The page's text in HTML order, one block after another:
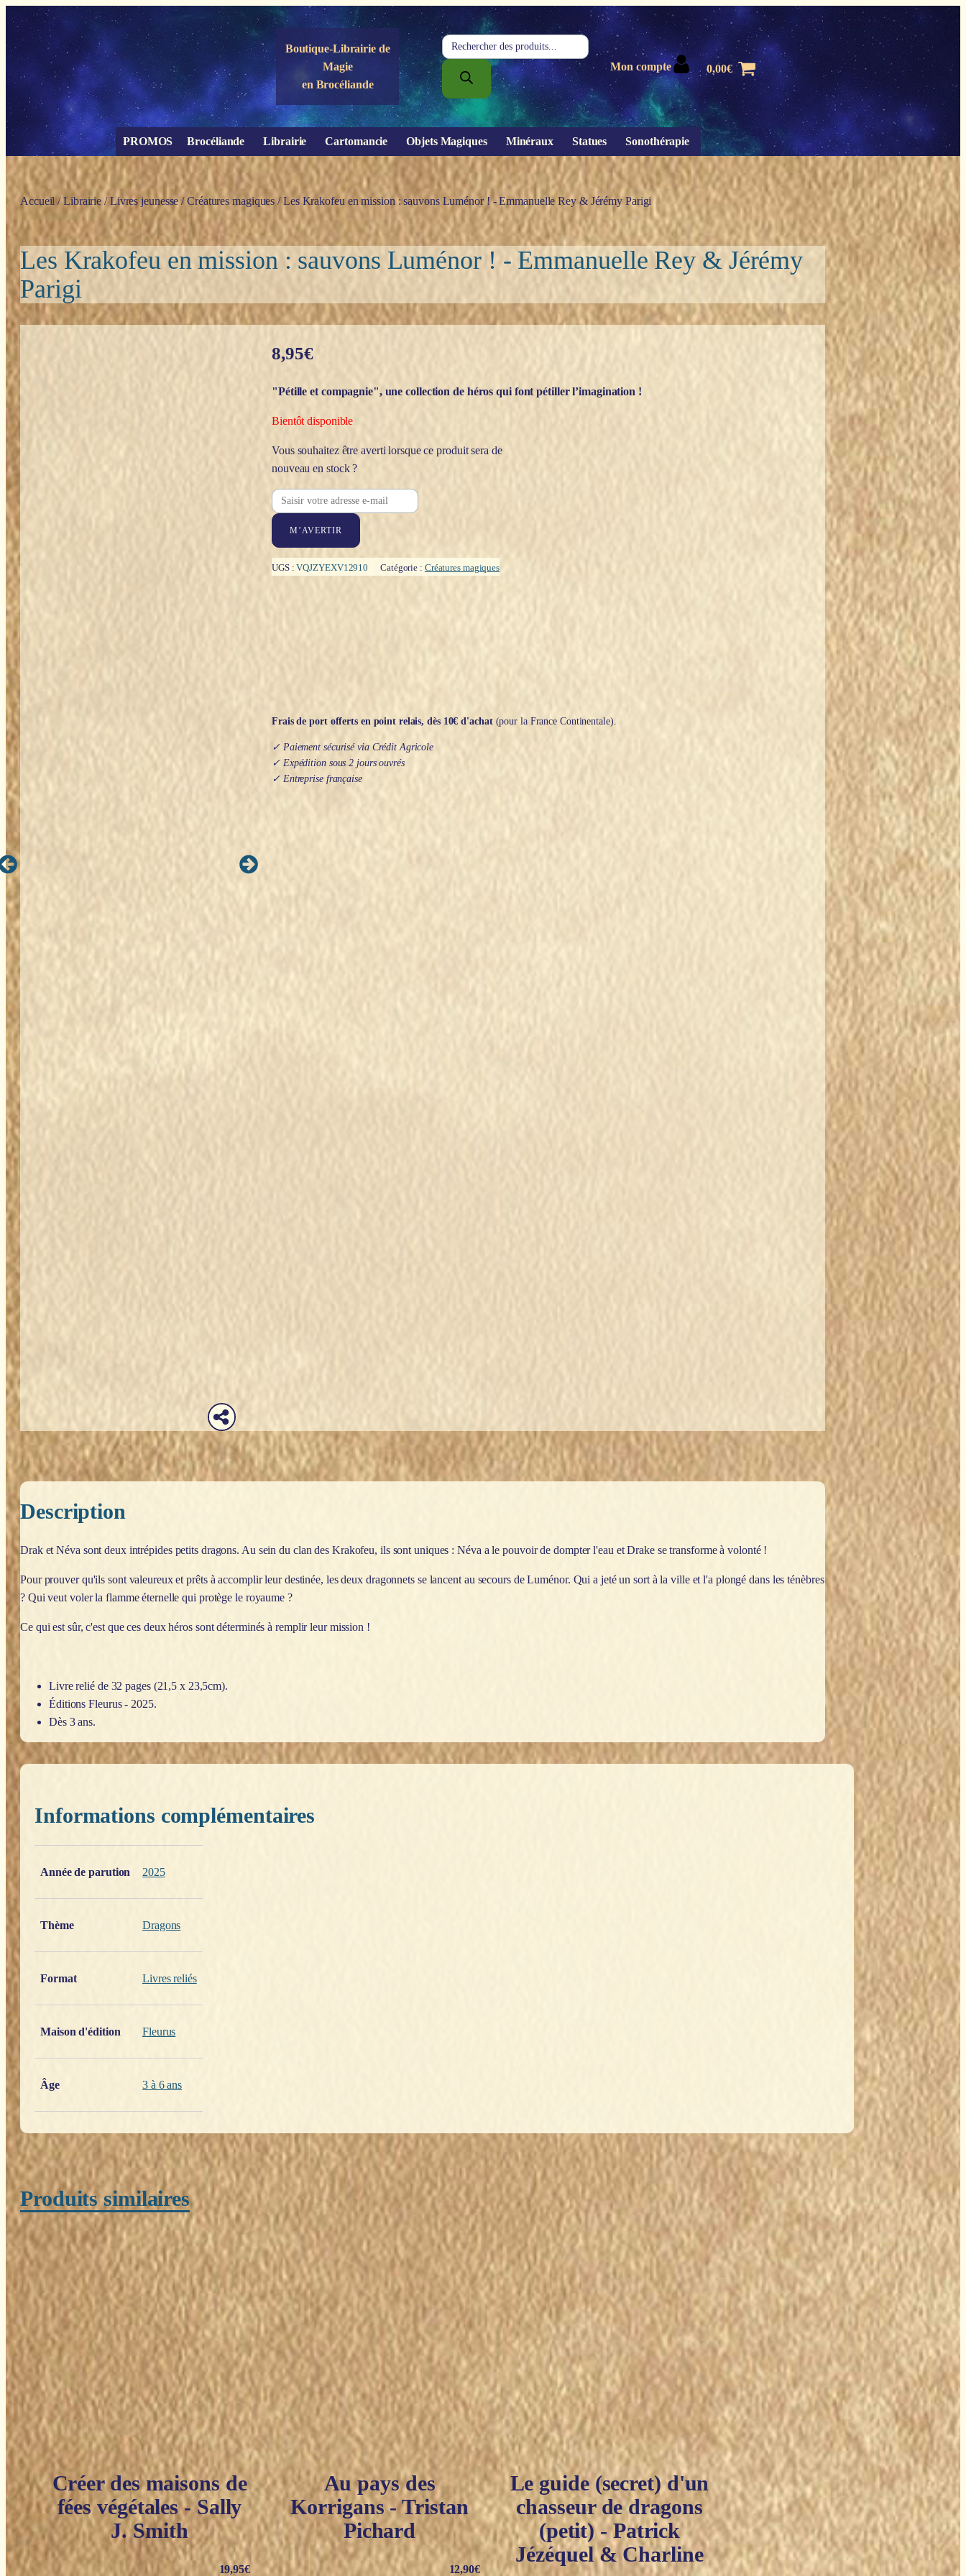
Panneau de gestion des cookies
Boutique-Librairie de
Magie
en Brocéliande
Recherche
de
produits
Mon compte 0,00€
PROMOS Brocéliande Librairie Cartomancie Objets Magiques Minéraux Statues Sonothérapie
Accueil /Librairie /Livres jeunesse /Créatures magiques/ Les Krakofeu en mission : sauvons Luménor ! - Emmanuelle Rey & Jérémy Parigi
Les Krakofeu en mission : sauvons Luménor ! - Emmanuelle Rey & Jérémy
Parigi
8,95€
"Pétille et compagnie", une collection de héros qui font pétiller l’imagination !
Bientôt disponible
Vous souhaitez être averti lorsque ce produit sera de
nouveau en stock ?
M’AVERTIR
UGS :VQJZYEXV12910 Catégorie : Créatures magiques
Frais de port offerts en point relais, dès 10€ d'achat(pour la France Continentale).
✓ Paiement sécurisé via Crédit Agricole
✓ Expédition sous 2 jours ouvrés
✓ Entreprise française
Description
Drak et Néva sont deux intrépides petits dragons. Au sein du clan des Krakofeu, ils sont uniques : Néva a le pouvoir de dompter l'eau et Drake se transforme à volonté !
Pour prouver qu'ils sont valeureux et prêts à accomplir leur destinée, les deux dragonnets se lancent au secours de Luménor. Qui a jeté un sort à la ville et l'a plongé dans les ténèbres
? Qui veut voler la flamme éternelle qui protège le royaume ?
Ce qui est sûr, c'est que ces deux héros sont déterminés à remplir leur mission !
Livre relié de 32 pages (21,5 x 23,5cm).
Éditions Fleurus - 2025.
Dès 3 ans.
Informations complémentaires
Année de parution
2025
Thème Dragons
Format Livres reliés
Maison d'édition Fleurus
Âge 3 à 6 ans
Produits similaires
Créer des maisons de
fées végétales - Sally
J. Smith
19,95€
Au pays des
Korrigans - Tristan
Pichard
12,90€
Le guide (secret) d'un
chasseur de dragons
(petit) - Patrick
Jézéquel & Charline